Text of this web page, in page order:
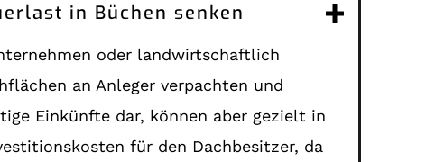
in Büchen senken
oder landwirtschaftlich
an Anleger verpachten und
Einkünfte dar, können aber gezielt in
für den Dachbesitzer, da